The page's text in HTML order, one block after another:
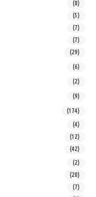
(8)
(5)
(7)
(7)
(29)
(6)
(2)
(9)
(174)
(4)
(12)
(42)
(2)
(20)
(7)